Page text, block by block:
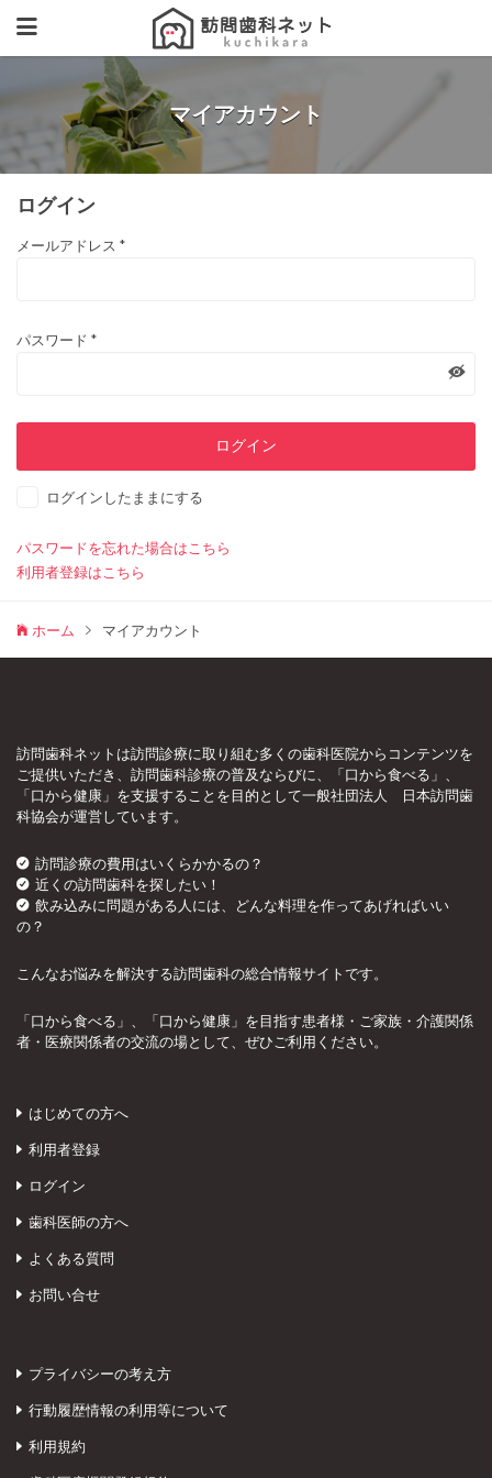
マイアカウント
ログイン
メールアドレス *
パスワード *
ログインしたままにする
パスワードを忘れた場合はこちら
利用者登録はこちら
ホーム マイアカウント
訪問歯科ネットは訪問診療に取り組む多くの歯科医院からコンテンツを
ご提供いただき、訪問歯科診療の普及ならびに、「口から食べる」、
「口から健康」を支援することを目的として一般社団法人 日本訪問歯
科協会が運営しています。
訪問診療の費用はいくらかかるの？
近くの訪問歯科を探したい！
飲み込みに問題がある人には、どんな料理を作ってあげればいい
の？
こんなお悩みを解決する訪問歯科の総合情報サイトです。
「口から食べる」、「口から健康」を目指す患者様・ご家族・介護関係
者・医療関係者の交流の場として、ぜひご利用ください。
はじめての方へ
利用者登録
ログイン
歯科医師の方へ
よくある質問
お問い合せ
プライバシーの考え方
行動履歴情報の利用等について
利用規約